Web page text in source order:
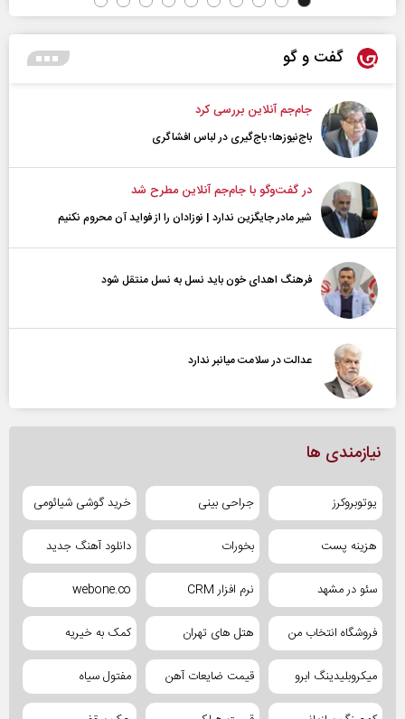
گفت و گو
جام‌جم آنلاین بررسی کرد
باج‌نیوزها؛ باج‌گیری در لباس افشاگری
در گفت‌و‌گو با جام‌جم آنلاین مطرح شد
شیر مادر جایگزین ندارد | نوزادان را از فواید آن محروم نکنیم
فرهنگ اهدای خون باید نسل به نسل منتقل شود
عدالت در سلامت میانبر ندارد
نیازمندی ها
یوتوبروکرز جراحی بینی خرید گوشی شیائومی
هزینه پست بخورات دانلود آهنگ جدید
سئو در مشهد نرم افزار CRM webone.co
فروشگاه انتخاب من هتل های تهران کمک به خیریه
میکروبلیدینگ ابرو قیمت ضایعات آهن مفتول سیاه